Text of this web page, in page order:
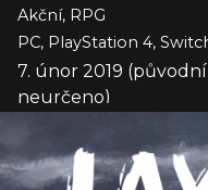
Akční, RPG
PC, PlayStation 4,
7. únor 2019
neurčeno)